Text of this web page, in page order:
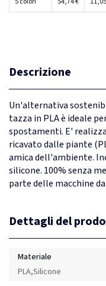
Descrizione
Un'alternativa
tazza in PLA è ideale
spostamenti. E'
ricavato dalle piante
amica dell'ambiente.
silicone. 100% senza
parte delle macchine
Dettagli del
Materiale
PLA,Silicone